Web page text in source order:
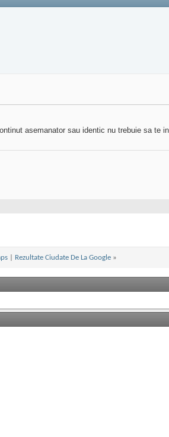
asemanator sau identic nu trebuie sa te
| Rezultate Ciudate De La Google »